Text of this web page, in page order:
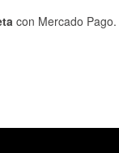
con Mercado Pago.